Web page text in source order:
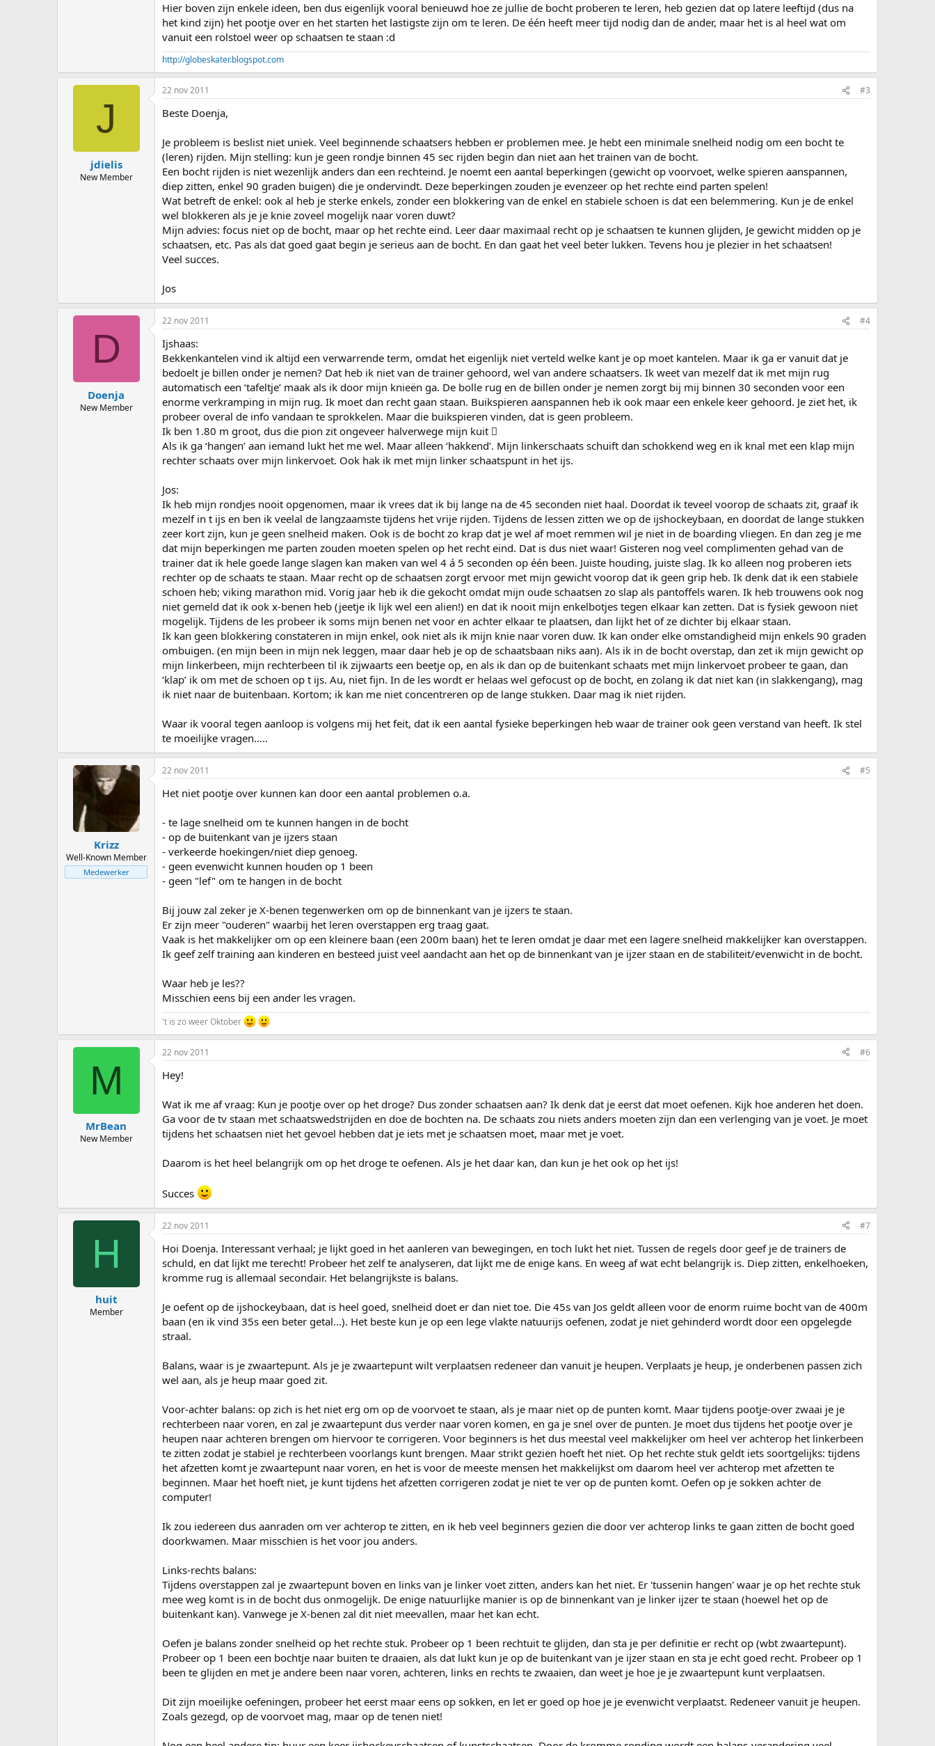
Hier boven zijn enkele ideen, ben dus eigenlijk vooral benieuwd hoe ze jullie de bocht proberen te leren, heb gezien dat op latere leeftijd (dus na
het kind zijn) het pootje over en het starten het lastigste zijn om te leren. De één heeft meer tijd nodig dan de ander, maar het is al heel wat om
vanuit een rolstoel weer op schaatsen te staan :d
http://globeskater.blogspot.com
J
jdielis
New Member
22 nov 2011 #3
Beste Doenja,
Je probleem is beslist niet uniek. Veel beginnende schaatsers hebben er problemen mee. Je hebt een minimale snelheid nodig om een bocht te
(leren) rijden. Mijn stelling: kun je geen rondje binnen 45 sec rijden begin dan niet aan het trainen van de bocht.
Een bocht rijden is niet wezenlijk anders dan een rechteind. Je noemt een aantal beperkingen (gewicht op voorvoet, welke spieren aanspannen,
diep zitten, enkel 90 graden buigen) die je ondervindt. Deze beperkingen zouden je evenzeer op het rechte eind parten spelen!
Wat betreft de enkel: ook al heb je sterke enkels, zonder een blokkering van de enkel en stabiele schoen is dat een belemmering. Kun je de enkel
wel blokkeren als je je knie zoveel mogelijk naar voren duwt?
Mijn advies: focus niet op de bocht, maar op het rechte eind. Leer daar maximaal recht op je schaatsen te kunnen glijden, Je gewicht midden op je
schaatsen, etc. Pas als dat goed gaat begin je serieus aan de bocht. En dan gaat het veel beter lukken. Tevens hou je plezier in het schaatsen!
Veel succes.
Jos
D
Doenja
New Member
22 nov 2011 #4
Ijshaas:
Bekkenkantelen vind ik altijd een verwarrende term, omdat het eigenlijk niet verteld welke kant je op moet kantelen. Maar ik ga er vanuit dat je
bedoelt je billen onder je nemen? Dat heb ik niet van de trainer gehoord, wel van andere schaatsers. Ik weet van mezelf dat ik met mijn rug
automatisch een ‘tafeltje’ maak als ik door mijn knieën ga. De bolle rug en de billen onder je nemen zorgt bij mij binnen 30 seconden voor een
enorme verkramping in mijn rug. Ik moet dan recht gaan staan. Buikspieren aanspannen heb ik ook maar een enkele keer gehoord. Je ziet het, ik
probeer overal de info vandaan te sprokkelen. Maar die buikspieren vinden, dat is geen probleem.
Ik ben 1.80 m groot, dus die pion zit ongeveer halverwege mijn kuit 
Als ik ga ‘hangen’ aan iemand lukt het me wel. Maar alleen ‘hakkend’. Mijn linkerschaats schuift dan schokkend weg en ik knal met een klap mijn
rechter schaats over mijn linkervoet. Ook hak ik met mijn linker schaatspunt in het ijs.
Jos:
Ik heb mijn rondjes nooit opgenomen, maar ik vrees dat ik bij lange na de 45 seconden niet haal. Doordat ik teveel voorop de schaats zit, graaf ik
mezelf in t ijs en ben ik veelal de langzaamste tijdens het vrije rijden. Tijdens de lessen zitten we op de ijshockeybaan, en doordat de lange stukken
zeer kort zijn, kun je geen snelheid maken. Ook is de bocht zo krap dat je wel af moet remmen wil je niet in de boarding vliegen. En dan zeg je me
dat mijn beperkingen me parten zouden moeten spelen op het recht eind. Dat is dus niet waar! Gisteren nog veel complimenten gehad van de
trainer dat ik hele goede lange slagen kan maken van wel 4 á 5 seconden op één been. Juiste houding, juiste slag. Ik ko alleen nog proberen iets
rechter op de schaats te staan. Maar recht op de schaatsen zorgt ervoor met mijn gewicht voorop dat ik geen grip heb. Ik denk dat ik een stabiele
schoen heb; viking marathon mid. Vorig jaar heb ik die gekocht omdat mijn oude schaatsen zo slap als pantoffels waren. Ik heb trouwens ook nog
niet gemeld dat ik ook x-benen heb (jeetje ik lijk wel een alien!) en dat ik nooit mijn enkelbotjes tegen elkaar kan zetten. Dat is fysiek gewoon niet
mogelijk. Tijdens de les probeer ik soms mijn benen net voor en achter elkaar te plaatsen, dan lijkt het of ze dichter bij elkaar staan.
Ik kan geen blokkering constateren in mijn enkel, ook niet als ik mijn knie naar voren duw. Ik kan onder elke omstandigheid mijn enkels 90 graden
ombuigen. (en mijn been in mijn nek leggen, maar daar heb je op de schaatsbaan niks aan). Als ik in de bocht overstap, dan zet ik mijn gewicht op
mijn linkerbeen, mijn rechterbeen til ik zijwaarts een beetje op, en als ik dan op de buitenkant schaats met mijn linkervoet probeer te gaan, dan
‘klap’ ik om met de schoen op t ijs. Au, niet fijn. In de les wordt er helaas wel gefocust op de bocht, en zolang ik dat niet kan (in slakkengang), mag
ik niet naar de buitenbaan. Kortom; ik kan me niet concentreren op de lange stukken. Daar mag ik niet rijden.
Waar ik vooral tegen aanloop is volgens mij het feit, dat ik een aantal fysieke beperkingen heb waar de trainer ook geen verstand van heeft. Ik stel
te moeilijke vragen…..
Krizz
Well-Known Member
Medewerker
22 nov 2011 #5
Het niet pootje over kunnen kan door een aantal problemen o.a.
- te lage snelheid om te kunnen hangen in de bocht
- op de buitenkant van je ijzers staan
- verkeerde hoekingen/niet diep genoeg.
- geen evenwicht kunnen houden op 1 been
- geen "lef" om te hangen in de bocht
Bij jouw zal zeker je X-benen tegenwerken om op de binnenkant van je ijzers te staan.
Er zijn meer "ouderen" waarbij het leren overstappen erg traag gaat.
Vaak is het makkelijker om op een kleinere baan (een 200m baan) het te leren omdat je daar met een lagere snelheid makkelijker kan overstappen.
Ik geef zelf training aan kinderen en besteed juist veel aandacht aan het op de binnenkant van je ijzer staan en de stabiliteit/evenwicht in de bocht.
Waar heb je les??
Misschien eens bij een ander les vragen.
't is zo weer Oktober
M
MrBean
New Member
22 nov 2011 #6
Hey!
Wat ik me af vraag: Kun je pootje over op het droge? Dus zonder schaatsen aan? Ik denk dat je eerst dat moet oefenen. Kijk hoe anderen het doen.
Ga voor de tv staan met schaatswedstrijden en doe de bochten na. De schaats zou niets anders moeten zijn dan een verlenging van je voet. Je moet
tijdens het schaatsen niet het gevoel hebben dat je iets met je schaatsen moet, maar met je voet.
Daarom is het heel belangrijk om op het droge te oefenen. Als je het daar kan, dan kun je het ook op het ijs!
Succes
H
huit
Member
22 nov 2011 #7
Hoi Doenja. Interessant verhaal; je lijkt goed in het aanleren van bewegingen, en toch lukt het niet. Tussen de regels door geef je de trainers de
schuld, en dat lijkt me terecht! Probeer het zelf te analyseren, dat lijkt me de enige kans. En weeg af wat echt belangrijk is. Diep zitten, enkelhoeken,
kromme rug is allemaal secondair. Het belangrijkste is balans.
Je oefent op de ijshockeybaan, dat is heel goed, snelheid doet er dan niet toe. Die 45s van Jos geldt alleen voor de enorm ruime bocht van de 400m
baan (en ik vind 35s een beter getal...). Het beste kun je op een lege vlakte natuurijs oefenen, zodat je niet gehinderd wordt door een opgelegde
straal.
Balans, waar is je zwaartepunt. Als je je zwaartepunt wilt verplaatsen redeneer dan vanuit je heupen. Verplaats je heup, je onderbenen passen zich
wel aan, als je heup maar goed zit.
Voor-achter balans: op zich is het niet erg om op de voorvoet te staan, als je maar niet op de punten komt. Maar tijdens pootje-over zwaai je je
rechterbeen naar voren, en zal je zwaartepunt dus verder naar voren komen, en ga je snel over de punten. Je moet dus tijdens het pootje over je
heupen naar achteren brengen om hiervoor te corrigeren. Voor beginners is het dus meestal veel makkelijker om heel ver achterop het linkerbeen
te zitten zodat je stabiel je rechterbeen voorlangs kunt brengen. Maar strikt gezien hoeft het niet. Op het rechte stuk geldt iets soortgelijks: tijdens
het afzetten komt je zwaartepunt naar voren, en het is voor de meeste mensen het makkelijkst om daarom heel ver achterop met afzetten te
beginnen. Maar het hoeft niet, je kunt tijdens het afzetten corrigeren zodat je niet te ver op de punten komt. Oefen op je sokken achter de
computer!
Ik zou iedereen dus aanraden om ver achterop te zitten, en ik heb veel beginners gezien die door ver achterop links te gaan zitten de bocht goed
doorkwamen. Maar misschien is het voor jou anders.
Links-rechts balans:
Tijdens overstappen zal je zwaartepunt boven en links van je linker voet zitten, anders kan het niet. Er 'tussenin hangen' waar je op het rechte stuk
mee weg komt is in de bocht dus onmogelijk. De enige natuurlijke manier is op de binnenkant van je linker ijzer te staan (hoewel het op de
buitenkant kan). Vanwege je X-benen zal dit niet meevallen, maar het kan echt.
Oefen je balans zonder snelheid op het rechte stuk. Probeer op 1 been rechtuit te glijden, dan sta je per definitie er recht op (wbt zwaartepunt).
Probeer op 1 been een bochtje naar buiten te draaien, als dat lukt kun je op de buitenkant van je ijzer staan en sta je echt goed recht. Probeer op 1
been te glijden en met je andere been naar voren, achteren, links en rechts te zwaaien, dan weet je hoe je je zwaartepunt kunt verplaatsen.
Dit zijn moeilijke oefeningen, probeer het eerst maar eens op sokken, en let er goed op hoe je je evenwicht verplaatst. Redeneer vanuit je heupen.
Zoals gezegd, op de voorvoet mag, maar op de tenen niet!